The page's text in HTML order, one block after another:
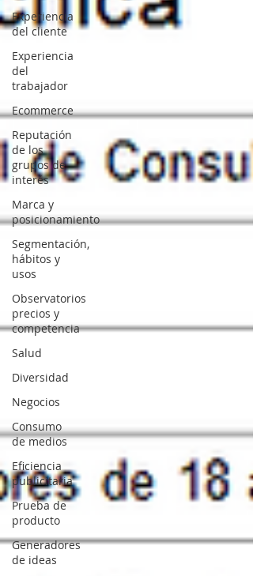
Experiencia
del cliente
Experiencia
del
trabajador
Ecommerce
Reputación
de los
grupos de
interés
Marca y
posicionamiento
Segmentación,
hábitos y
usos
Observatorios
precios y
competencia
Salud
Diversidad
Negocios
Consumo
de medios
Eficiencia
publicitaria
Prueba de
producto
Generadores
de ideas